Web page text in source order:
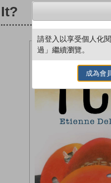
It?
請登入以享受個人化
過」繼續瀏覽。
成為會